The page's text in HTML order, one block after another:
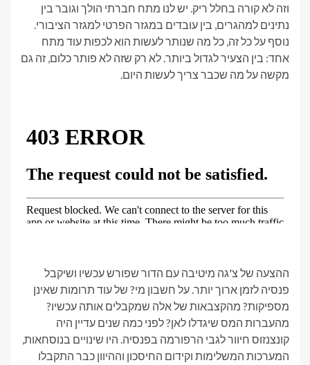
וזה לא קורה בחלל ריק. יש לנו מתח חברתי הולך וגובר בין
נתינים למהגרים, בין עובדים במגזר הפרטי למגזר הציבורי.
נוסף על כל זה, כל מה שנותר לעשות הוא לכפות עוד מתח
אחד: בין הצעיר לגדול ביותר. לא רק שזה לא פותר כלום, זה גם
מקשה על מה שכבר צריך לעשות היום.
ההצעה של צ'גה מיטיבה עם הדור שפורש עכשיו ושיקבל
פנסיה לזמן ארוך יותר. על חשבון מי? של עוד תרומות שאינן
מספיקות? מהקצבאות של אלה שמקבלים אותה עכשיו?
מהעברות המס שיגדלו לאן? לפני כמה שנים עדיין היה
קונצנזוס חיוור לגבי הרפורמה בפנסיה. היו שינויים בנוסחאות,
המערכות המשלימות וקידום החיסכון וההיוון כבר התקבלו